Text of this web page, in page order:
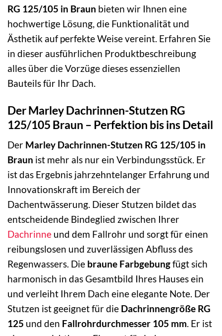
RG 125/105 in Braun bieten wir Ihnen eine
hochwertige Lösung, die Funktionalität und
Ästhetik auf perfekte Weise vereint. Erfahren Sie
in dieser ausführlichen Produktbeschreibung
alles über die Vorzüge dieses essenziellen
Bauteils für Ihr Dach.
Der Marley Dachrinnen-Stutzen RG
125/105 Braun – Perfektion bis ins Detail
Der Marley Dachrinnen-Stutzen RG 125/105 in
Braun ist mehr als nur ein Verbindungsstück. Er
ist das Ergebnis jahrzehntelanger Erfahrung und
Innovationskraft im Bereich der
Dachentwässerung. Dieser Stutzen bildet das
entscheidende Bindeglied zwischen Ihrer
Dachrinne und dem Fallrohr und sorgt für einen
reibungslosen und zuverlässigen Abfluss des
Regenwassers. Die braune Farbgebungfügt sich
harmonisch in das Gesamtbild Ihres Hauses ein
und verleiht Ihrem Dach eine elegante Note. Der
Stutzen ist geeignet für die Dachrinnengröße RG
125 und den Fallrohrdurchmesser 105 mm. Er ist